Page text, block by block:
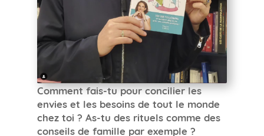
Comment fais-tu pour concilier les
envies et les besoins de tout le monde
chez toi ? As-tu des rituels comme des
conseils de famille par exemple ?